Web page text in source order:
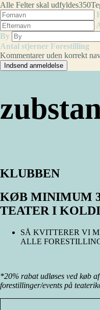
Alle Felter skal udfyldes350
By
Antal stjerner Forestilling
Kommentarer uden korrekt
KLUBBEN
KØB MINIMUM
TEATER I
SÅ KVITTERER VI
ALLE
*20% rabat udløses ved køb
forestillinger/events på